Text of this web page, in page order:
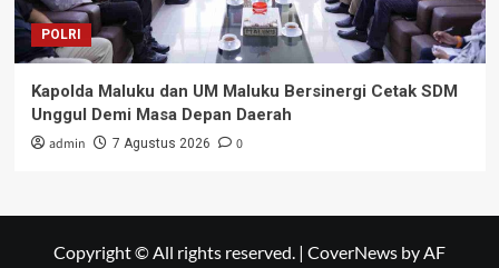
POLRI
Kapolda Maluku dan UM Maluku Bersinergi Cetak SDM
Unggul Demi Masa Depan Daerah
admin 7 Agustus 2026 0
Copyright © All rights reserved. | CoverNews by AF